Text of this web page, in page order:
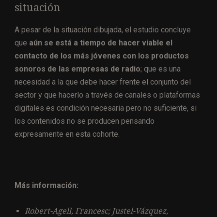
situación
A pesar de la situación dibujada, el estudio concluye
que aún se está a tiempo de hacer viable el
contacto de los más jóvenes con los productos
sonoros de las empresas de radio; que es una
necesidad a la que debe hacer frente el conjunto del
sector y que hacerlo a través de canales o plataformas
digitales es condición necesaria pero no suficiente, si
los contenidos no se producen pensando
expresamente en esta cohorte.
Más información:
Robert-Agell, Francesc; Justel-Vázquez,